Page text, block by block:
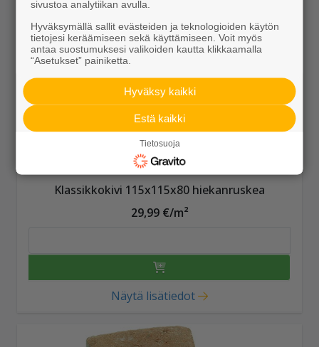
Klassikkokivi 115x115x80 hiekanruskea
29,99 €/m²
Näytä lisätiedot
sivustoa analytiikan avulla.
Hyväksymällä sallit evästeiden ja teknologioiden käytön
tietojesi keräämiseen sekä käyttämiseen. Voit myös
antaa suostumuksesi valikoiden kautta klikkaamalla
“Asetukset” painiketta.
Hyväksy kaikki
Estä kaikki
Tietosuoja